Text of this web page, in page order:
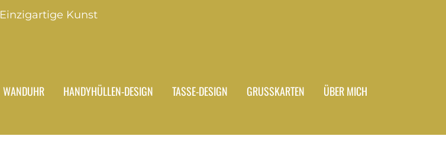
Einzigartige Kunst
WANDUHR HANDYHÜLLEN-DESIGN TASSE-DESIGN GRUSSKARTEN
ÜBER MICH